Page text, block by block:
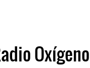
Oxígeno